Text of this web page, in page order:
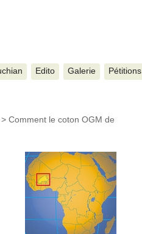
Edito Galerie Pétitions
> Comment le coton OGM de